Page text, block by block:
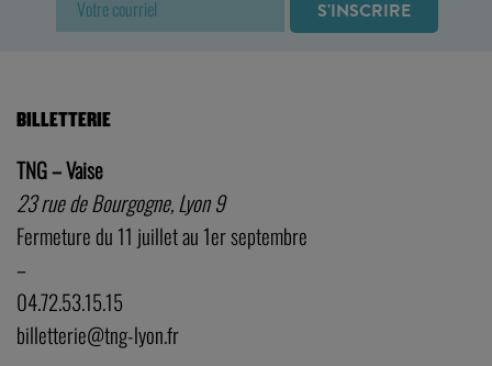
BILLETTERIE
TNG – Vaise
23 rue de Bourgogne, Lyon 9
Fermeture du 11 juillet au 1er septembre
–
04.72.53.15.15
billetterie@tng-lyon.fr